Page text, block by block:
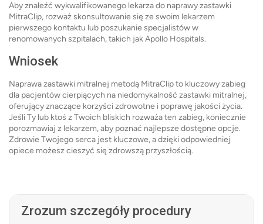
Aby znaleźć wykwalifikowanego lekarza do naprawy zastawki
MitraClip, rozważ skonsultowanie się ze swoim lekarzem
pierwszego kontaktu lub poszukanie specjalistów w
renomowanych szpitalach, takich jak Apollo Hospitals.
Wniosek
Naprawa zastawki mitralnej metodą MitraClip to kluczowy zabieg
dla pacjentów cierpiących na niedomykalność zastawki mitralnej,
oferujący znaczące korzyści zdrowotne i poprawę jakości życia.
Jeśli Ty lub ktoś z Twoich bliskich rozważa ten zabieg, koniecznie
porozmawiaj z lekarzem, aby poznać najlepsze dostępne opcje.
Zdrowie Twojego serca jest kluczowe, a dzięki odpowiedniej
opiece możesz cieszyć się zdrowszą przyszłością.
Zrozum szczegóły procedury